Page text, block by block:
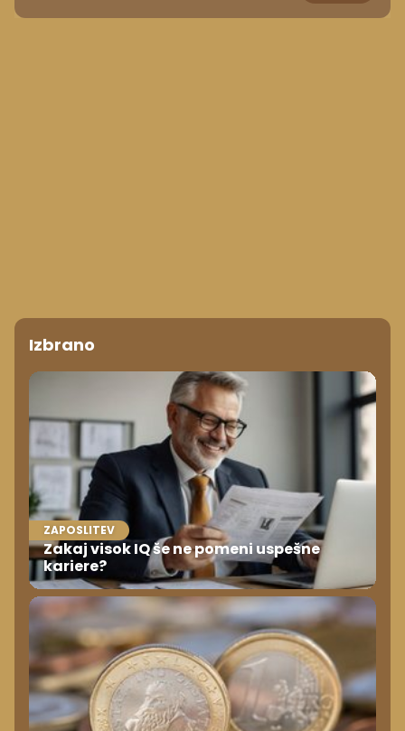
Izbrano
ZAPOSLITEV
Zakaj visok IQ še ne pomeni uspešne
kariere?